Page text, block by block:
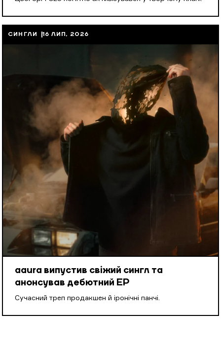
СИНГЛИ 16 ЛИП, 2026
aaura випустив свіжий сингл та
анонсував дебютний EP
Cучасний треп продакшен й іронічні панчі.